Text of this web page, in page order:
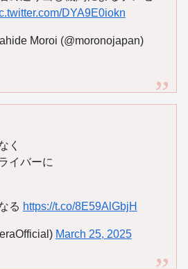
DYA9E0iokn
Moroi (@moronojapan)
く
イバーに
る https://t.co/8E59AlGbjH
March 25, 2025